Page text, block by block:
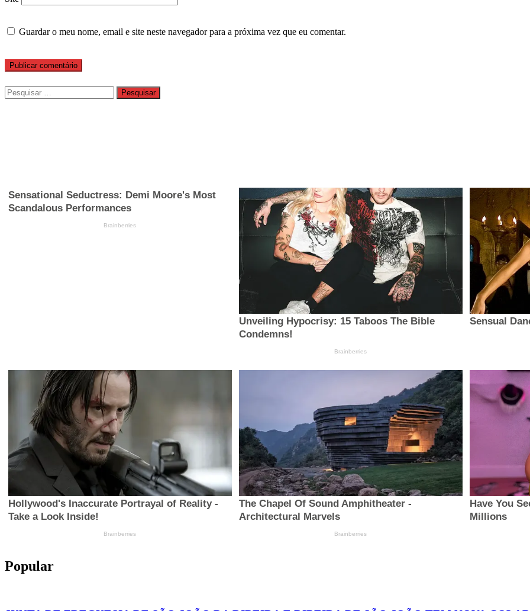
Guardar o meu nome, email e site neste navegador para a próxima vez que eu comentar.
Pesquisar
por:
Popular